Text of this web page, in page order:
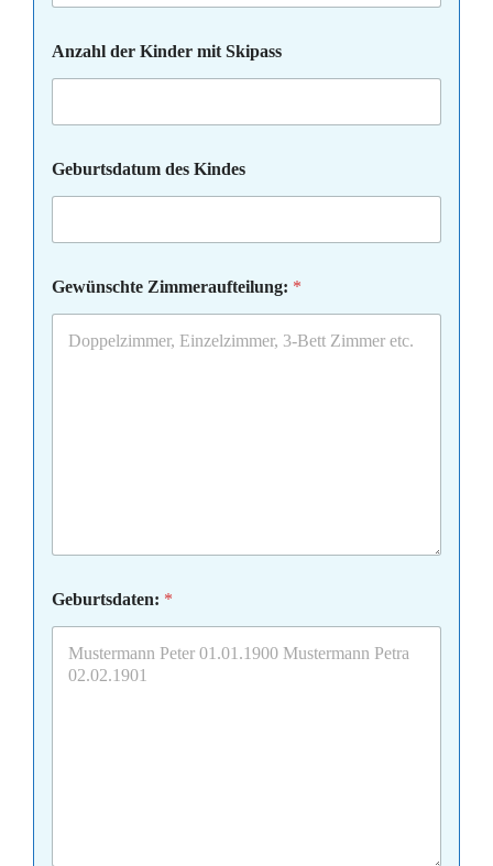
Anzahl der Kinder mit Skipass
Geburtsdatum des Kindes
Gewünschte Zimmeraufteilung: *
Geburtsdaten: *